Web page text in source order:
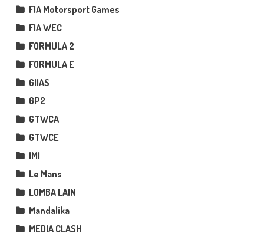
FIA Motorsport Games
FIA WEC
FORMULA 2
FORMULA E
GIIAS
GP2
GTWCA
GTWCE
IMI
Le Mans
LOMBA LAIN
Mandalika
MEDIA CLASH